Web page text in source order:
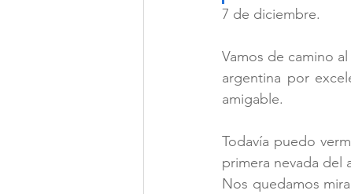
7 de diciembre.
Vamos de camino
argentina por
amigable.
Todavía puedo
primera nevada del
Nos quedamos